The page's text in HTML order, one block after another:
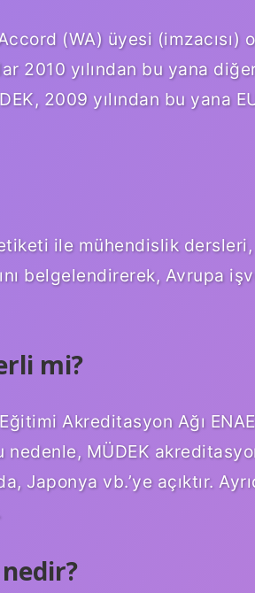
(WA) üyesi (imzacısı)
2010 yılından bu yana
2009 yılından bu yana
etiketi ile mühendislik
belgelendirerek, Avrupa
mi?
Akreditasyon Ağı
nedenle, MÜDEK
Japonya vb.’ye açıktır.